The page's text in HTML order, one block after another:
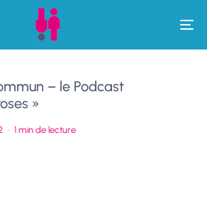
– le Podcast
»
· 1 min de lecture